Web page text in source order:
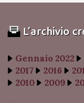
L’archivio
Gennaio 2022
2017
2016
2010
2009